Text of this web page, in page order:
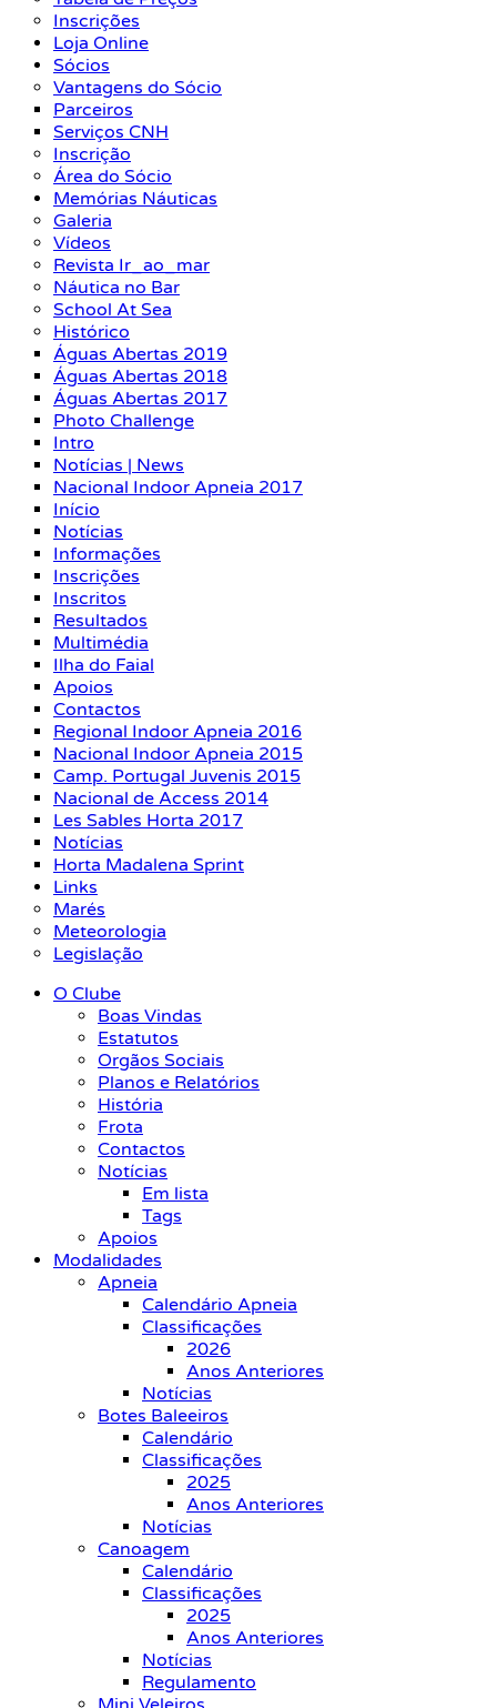
Inscrições
Loja Online
Sócios
Vantagens do Sócio
Parceiros
Serviços CNH
Inscrição
Área do Sócio
Memórias Náuticas
Galeria
Vídeos
Revista Ir_ao_mar
Náutica no Bar
School At Sea
Histórico
Águas Abertas 2019
Águas Abertas 2018
Águas Abertas 2017
Photo Challenge
Intro
Notícias | News
Nacional Indoor Apneia 2017
Início
Notícias
Informações
Inscrições
Inscritos
Resultados
Multimédia
Ilha do Faial
Apoios
Contactos
Regional Indoor Apneia 2016
Nacional Indoor Apneia 2015
Camp. Portugal Juvenis 2015
Nacional de Access 2014
Les Sables Horta 2017
Notícias
Horta Madalena Sprint
Links
Marés
Meteorologia
Legislação
O Clube
Boas Vindas
Estatutos
Orgãos Sociais
Planos e Relatórios
História
Frota
Contactos
Notícias
Em lista
Tags
Apoios
Modalidades
Apneia
Calendário Apneia
Classificações
2026
Anos Anteriores
Notícias
Botes Baleeiros
Calendário
Classificações
2025
Anos Anteriores
Notícias
Canoagem
Calendário
Classificações
2025
Anos Anteriores
Notícias
Regulamento